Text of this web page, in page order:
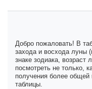
Добро пожаловать! В
захода и восхода луны
знаке зодиака,
посмотреть не только,
получения более
таблицы.